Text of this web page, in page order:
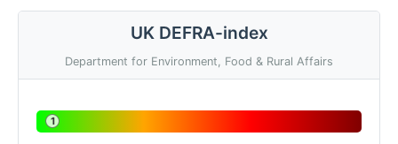
UK DEFRA-index
Department for Environment, Food & Rural Affairs
1